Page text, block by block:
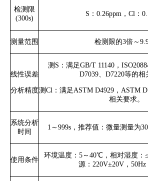
检测限
(300s)
S ： 0.26ppm ， Cl ：
测量范围 检测限的3倍～
线性误差
分析精度
测 S ：满足GB/T 11140，
D7039、 D7220等的相
测 Cl ：满足ASTM D4929 ， ASTM
相关要求。
系统分析
时间
1 ～ 999s，推荐值：微量测量为
使用条件
环境温度： 5 ～ 40℃，相对湿度：
源： 220V±20V ， 50Hz